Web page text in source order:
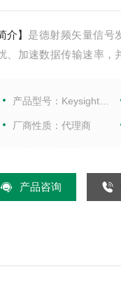
介】 是德射频矢量信号
、加速数据传输速率，
量其 ACPR 和 EVM 的
位噪声性能，创造更
件让测试与测量专业技
产品型号：KeysightN5172B
厂商性质：代理商
产品咨询